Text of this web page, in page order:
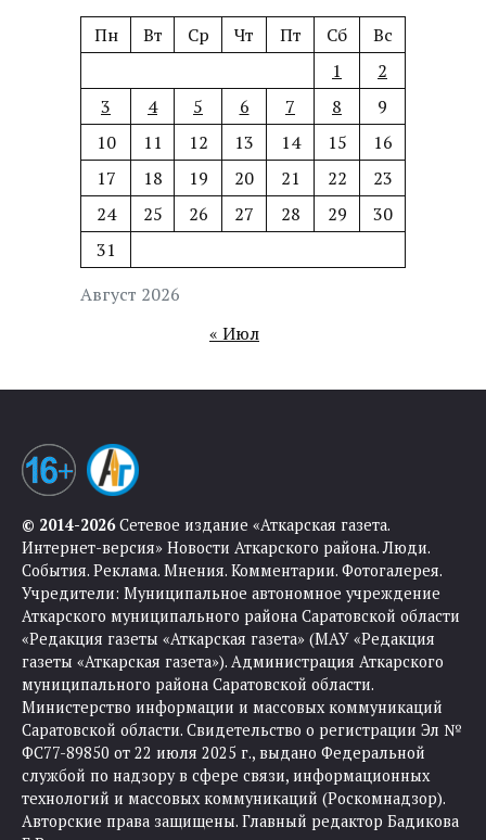
Август 2026
Пн Вт Ср Чт Пт Сб
Вс
1
2
3
4 5 6 7 8
9
10
11 12 13 14 15
16
17
18 19 20 21 22
23
24
25 26 27 28 29
30
31
« Июл
© 2014-2026Сетевое издание «Аткарская газета.
Интернет-версия» Новости Аткарского района. Люди.
События. Реклама. Мнения. Комментарии. Фотогалерея.
Учредители: Муниципальное автономное учреждение
Аткарского муниципального района Саратовской области
«Редакция газеты «Аткарская газета» (МАУ «Редакция
газеты «Аткарская газета»). Администрация Аткарского
муниципального района Саратовской области.
Министерство информации и массовых коммуникаций
Саратовской области. Свидетельство о регистрации Эл №
ФС77-89850 от 22 июля 2025 г., выдано Федеральной
службой по надзору в сфере связи, информационных
технологий и массовых коммуникаций (Роскомнадзор).
Авторские права защищены. Главный редактор Бадикова